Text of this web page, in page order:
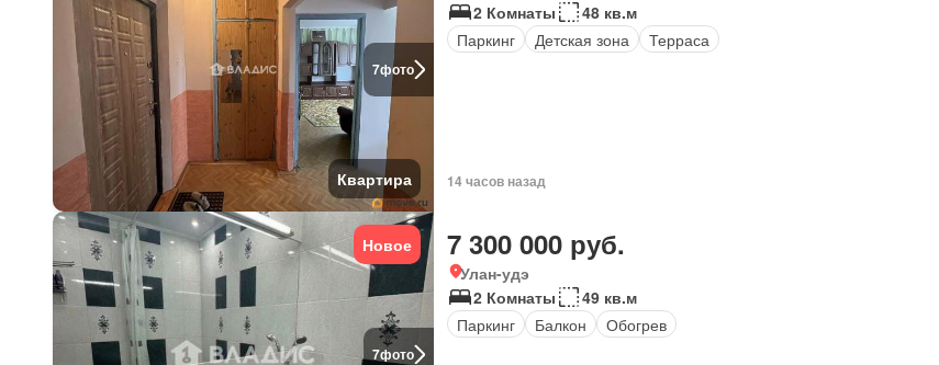
7фото
Квартира
2 Комнаты
48 кв.м
Паркинг
Детская зона Терраса
14 часов назад
7фото
Новое 7 300 000 руб.
Улан-удэ
2 Комнаты
49 кв.м
Паркинг
Балкон Обогрев